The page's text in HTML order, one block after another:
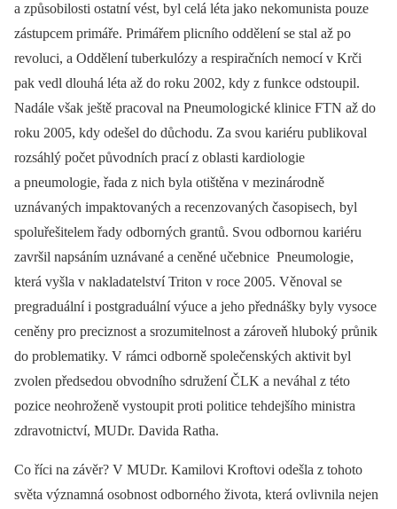
a způsobilosti ostatní vést, byl celá léta jako nekomunista pouze
zástupcem primáře. Primářem plicního oddělení se stal až po
revoluci, a Oddělení tuberkulózy a respiračních nemocí v Krči
pak vedl dlouhá léta až do roku 2002, kdy z funkce odstoupil.
Nadále však ještě pracoval na Pneumologické klinice FTN až do
roku 2005, kdy odešel do důchodu. Za svou kariéru publikoval
rozsáhlý počet původních prací z oblasti kardiologie
a pneumologie, řada z nich byla otištěna v mezinárodně
uznávaných impaktovaných a recenzovaných časopisech, byl
spoluřešitelem řady odborných grantů. Svou odbornou kariéru
završil napsáním uznávané a ceněné učebnice Pneumologie,
která vyšla v nakladatelství Triton v roce 2005. Věnoval se
pregraduální i postgraduální výuce a jeho přednášky byly vysoce
ceněny pro preciznost a srozumitelnost a zároveň hluboký průnik
do problematiky. V rámci odborně společenských aktivit byl
zvolen předsedou obvodního sdružení ČLK a neváhal z této
pozice neohroženě vystoupit proti politice tehdejšího ministra
zdravotnictví, MUDr. Davida Ratha.
Co říci na závěr? V MUDr. Kamilovi Kroftovi odešla z tohoto
světa významná osobnost odborného života, která ovlivnila nejen